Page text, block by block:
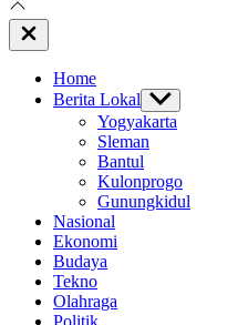
Close
Off
Home
Berita Lokal Show
sub
menu
Yogyakarta
Sleman
Bantul
Kulonprogo
Gunungkidul
Nasional
Ekonomi
Budaya
Tekno
Olahraga
Politik